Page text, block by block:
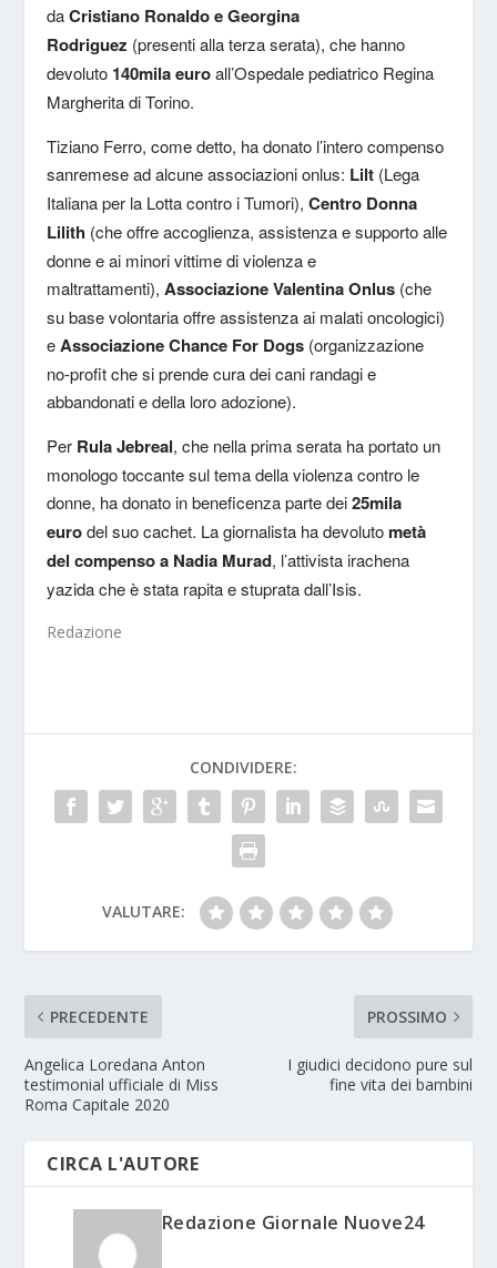
daCristiano Ronaldo e Georgina
Rodriguez (presenti alla terza serata), che hanno
devoluto 140mila euroall’Ospedale pediatrico Regina
Margherita di Torino.
Tiziano Ferro, come detto, ha donato l’intero compenso
sanremese ad alcune associazioni onlus: Lilt (Lega
Italiana per la Lotta contro i Tumori),Centro Donna
Lilith (che offre accoglienza, assistenza e supporto alle
donne e ai minori vittime di violenza e
maltrattamenti), Associazione Valentina Onlus (che
su base volontaria offre assistenza ai malati oncologici)
e Associazione Chance For Dogs (organizzazione
no-profit che si prende cura dei cani randagi e
abbandonati e della loro adozione).
Per Rula Jebreal, che nella prima serata ha portato un
monologo toccante sul tema della violenza contro le
donne, ha donato in beneficenza parte dei25mila
eurodel suo cachet. La giornalista ha devoluto metà
del compenso a Nadia Murad, l’attivista irachena
yazida che è stata rapita e stuprata dall’Isis.
Redazione
CONDIVIDERE:
VALUTARE:
PRECEDENTE
Angelica Loredana Anton
testimonial ufficiale di Miss
Roma Capitale 2020
PROSSIMO
I giudici decidono pure sul
fine vita dei bambini
CIRCA L'AUTORE
Redazione Giornale Nuove24